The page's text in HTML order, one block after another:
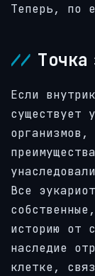
Теперь, по
Точка
Если
существует
Все
историю от
наследие
клетке,